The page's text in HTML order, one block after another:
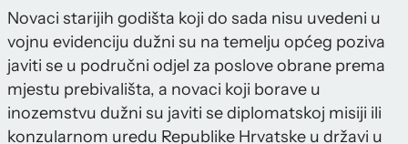
Novaci starijih godišta koji do sada nisu uvedeni u
vojnu evidenciju dužni su na temelju općeg poziva
javiti se u područni odjel za poslove obrane prema
mjestu prebivališta, a novaci koji borave u
inozemstvu dužni su javiti se diplomatskoj misiji ili
konzularnom uredu Republike Hrvatske u državi u